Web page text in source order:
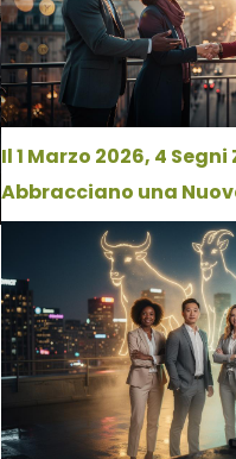
Il 1 Marzo 2026, 4
Abbracciano una